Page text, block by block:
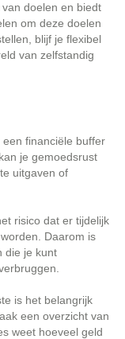
doelen en biedt
om deze doelen
blijf je flexibel
van zelfstandig
een financiële buffer
je gemoedsrust
uitgaven of
risico dat er tijdelijk
Daarom is
die je kunt
is het belangrijk
een overzicht van
weet hoeveel geld